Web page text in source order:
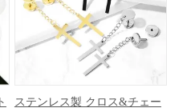
ステンレス製 クロス&チェー